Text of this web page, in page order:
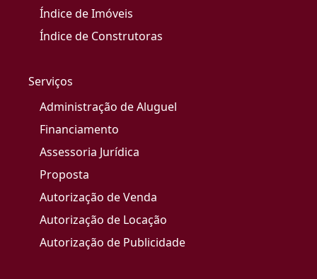
Índice de Imóveis
Índice de Construtoras
Serviços
Administração de Aluguel
Financiamento
Assessoria Jurídica
Proposta
Autorização de Venda
Autorização de Locação
Autorização de Publicidade